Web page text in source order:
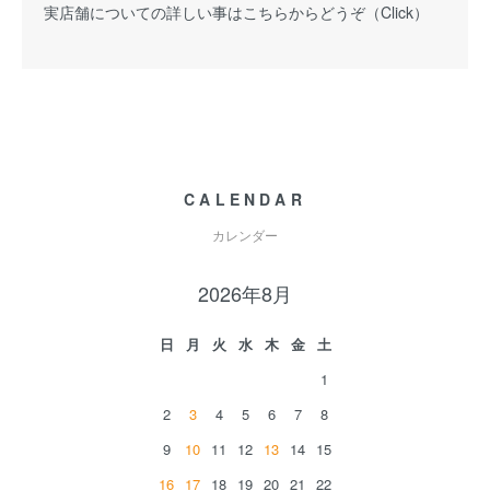
実店舗についての詳しい事はこちらからどうぞ（Click）
CALENDAR
カレンダー
2026年8月
日 月 火 水 木 金
土
1
2
3 4 5 6 7
8
9
10 11 12 13 14 15
16 17 18 19 20 21
22